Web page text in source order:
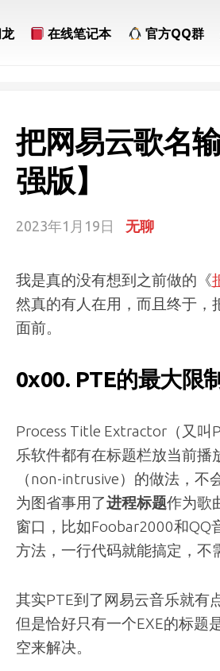
在线笔记本 官方QQ群
把网易云歌名
强版】
2023年1月19日 无聊
我是真的没有想到之前做的《
然真的有人在用，而且终于，
面前。
0x00. PTE的最大限制
Process Title Extractor（又叫
乐软件都有在标题栏放当前
（non-intrusive）的做法，
为图省事用了进程标题作为歌
窗口，比如Foobar2000和QQ
方法，一行代码就能搞定，不
其实PTE到了网易云音乐就有
但是恰好只有一个EXE的标题
空来解决。